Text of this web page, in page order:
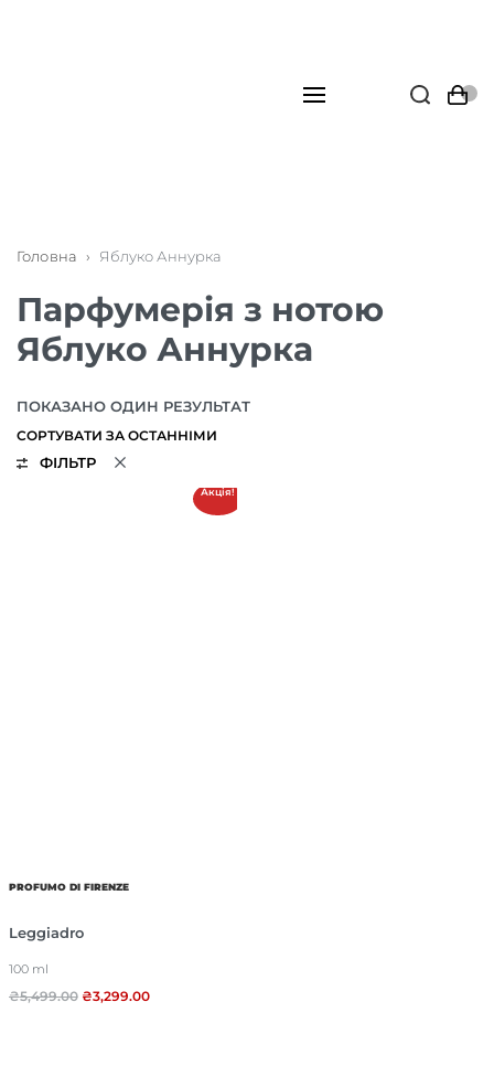
Головна › Яблуко Аннурка
Парфумерія з нотою
Яблуко Аннурка
ПОКАЗАНО ОДИН РЕЗУЛЬТАТ
ФІЛЬТР
Акція!
PROFUMO DI FIRENZE
Leggiadro
100 ml
₴5,499.00 ₴3,299.00